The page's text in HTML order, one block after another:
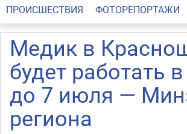
ПРОИСШЕСТВИЯ
ФОТОРЕПОРТАЖИ
Медик в
будет работать
до 7 июля —
региона